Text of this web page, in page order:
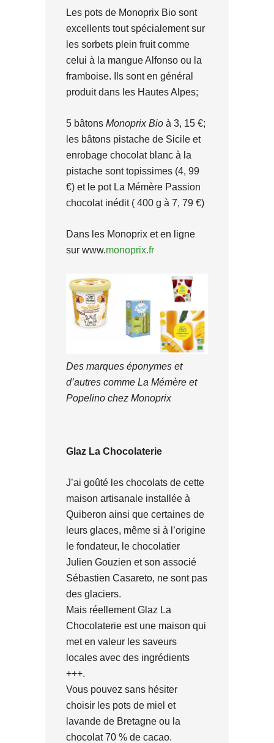
Les pots de Monoprix Bio sont
excellents tout spécialement sur
les sorbets plein fruit comme
celui à la mangue Alfonso ou la
framboise. Ils sont en général
produit dans les Hautes Alpes;
5 bâtons Monoprix Bio à 3, 15 €;
les bâtons pistache de Sicile et
enrobage chocolat blanc à la
pistache sont topissimes (4, 99
€) et le pot La Mémère Passion
chocolat inédit ( 400 g à 7, 79 €)
Dans les Monoprix et en ligne
sur www.monoprix.fr
Des marques éponymes et
d’autres comme La Mémère et
Popelino chez Monoprix
Glaz La Chocolaterie
J’ai goûté les chocolats de cette
maison artisanale installée à
Quiberon ainsi que certaines de
leurs glaces, même si à l’origine
le fondateur, le chocolatier
Julien Gouzien et son associé
Sébastien Casareto, ne sont pas
des glaciers.
Mais réellement Glaz La
Chocolaterie est une maison qui
met en valeur les saveurs
locales avec des ingrédients
+++.
Vous pouvez sans hésiter
choisir les pots de miel et
lavande de Bretagne ou la
chocolat 70 % de cacao.